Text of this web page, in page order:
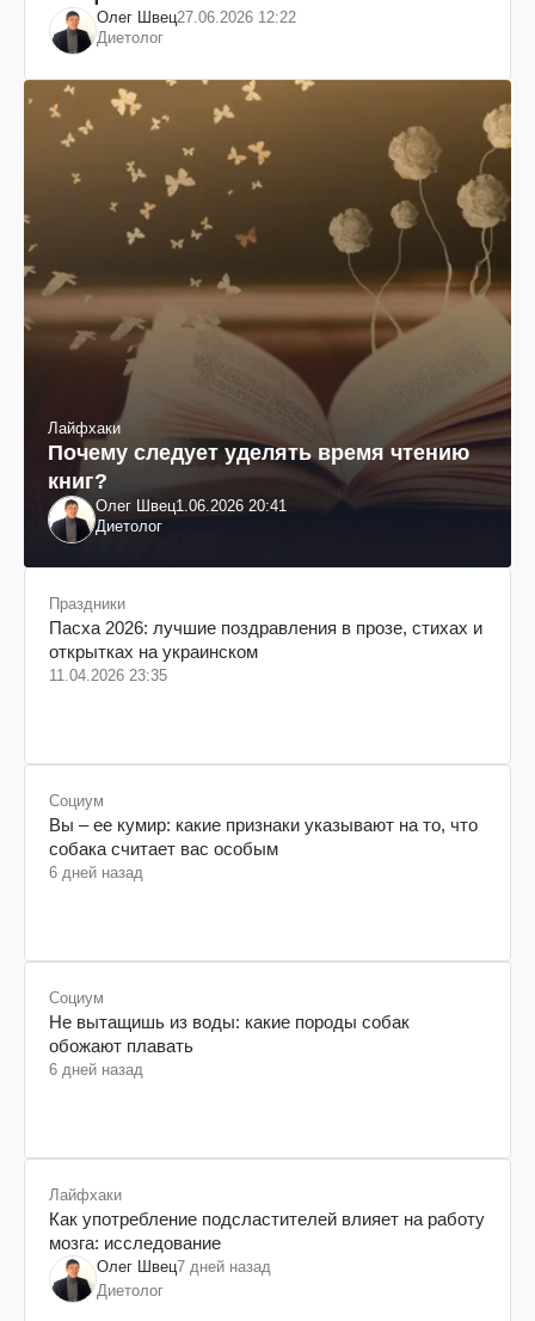
Олег Швец27.06.2026 12:22
Диетолог
Лайфхаки
Почему следует уделять время чтению
книг?
Олег Швец1.06.2026 20:41
Диетолог
Праздники
Пасха 2026: лучшие поздравления в прозе, стихах и
открытках на украинском
11.04.2026 23:35
Социум
Вы – ее кумир: какие признаки указывают на то, что
собака считает вас особым
6 дней назад
Социум
Не вытащишь из воды: какие породы собак
обожают плавать
6 дней назад
Лайфхаки
Как употребление подсластителей влияет на работу
мозга: исследование
Олег Швец7 дней назад
Диетолог